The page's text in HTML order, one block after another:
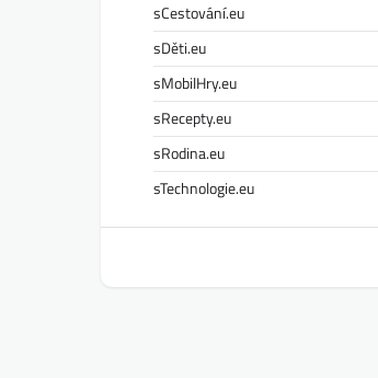
sCestování.eu
sDěti.eu
sMobilHry.eu
sRecepty.eu
sRodina.eu
sTechnologie.eu